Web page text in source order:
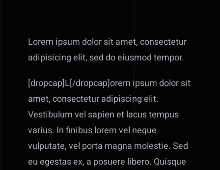
Lorem ipsum dolor sit amet, consectetur
adipisicing elit, sed do eiusmod tempor.
[dropcap]L[/dropcap]orem ipsum dolor sit
amet, consectetur adipiscing elit.
Vestibulum vel sapien et lacus tempus
varius. In finibus lorem vel neque
vulputate, vel porta magna molestie. Sed
eu egestas ex, a posuere libero. Quisque